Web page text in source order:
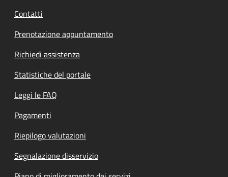
Contatti
Prenotazione appuntamento
Richiedi assistenza
Statistiche del portale
Leggi le FAQ
Pagamenti
Riepilogo valutazioni
Segnalazione disservizio